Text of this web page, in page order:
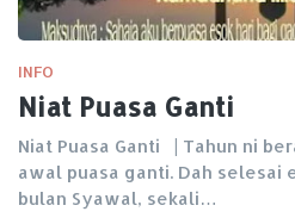
INFO
Niat Puasa Ganti
Niat Puasa Ganti | Tahun ni
awal puasa ganti. Dah selesai
bulan Syawal, sekali…